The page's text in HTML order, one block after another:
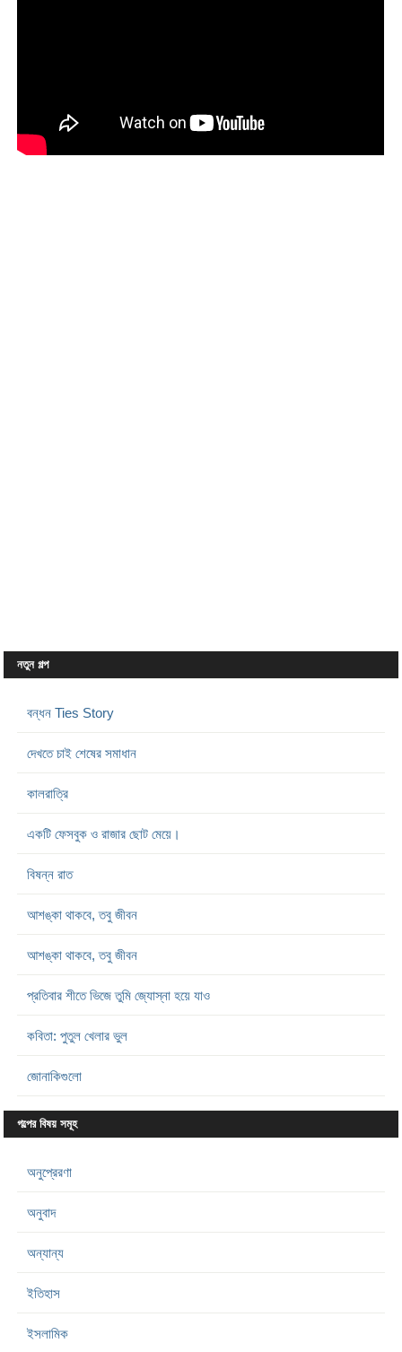
নতুন গল্প
বন্ধন Ties Story
দেখতে চাই শেষের সমাধান
কালরাত্রি
একটি ফেসবুক ও রাজার ছোট মেয়ে।
বিষন্ন রাত
আশঙ্কা থাকবে, তবু জীবন
আশঙ্কা থাকবে, তবু জীবন
প্রতিবার শীতে ভিজে তুমি জ্যোস্না হয়ে যাও
কবিতা: পুতুল খেলার ভুল
জোনাকিগুলো
গল্পের বিষয় সমূহ
অনুপ্রেরণা
অনুবাদ
অন্যান্য
ইতিহাস
ইসলামিক